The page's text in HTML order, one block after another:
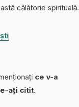
călătorie spirituală.
ce v-a
ați citit.